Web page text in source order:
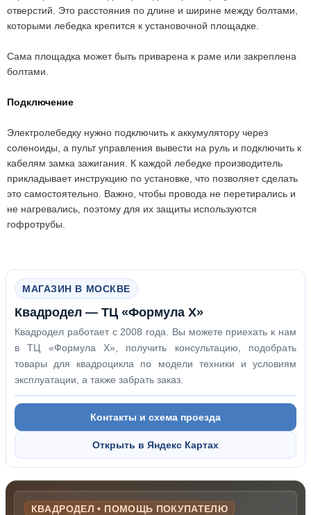
отверстий. Это расстояния по длине и ширине между болтами,
которыми лебедка крепится к установочной площадке.
Сама площадка может быть приварена к раме или закреплена
болтами.
Подключение
Электролебедку нужно подключить к аккумулятору через
соленоиды, а пульт управления вывести на руль и подключить к
кабелям замка зажигания. К каждой лебедке производитель
прикладывает инструкцию по установке, что позволяет сделать
это самостоятельно. Важно, чтобы провода не перетирались и
не нагревались, поэтому для их защиты используются
гофротрубы.
МАГАЗИН В МОСКВЕ
Квадродел — ТЦ «Формула Х»
Квадродел работает с 2008 года. Вы можете приехать к нам
в ТЦ «Формула Х», получить консультацию, подобрать
товары для квадроцикла по модели техники и условиям
эксплуатации, а также забрать заказ.
Контакты и схема проезда
Открыть в Яндекс Картах
КВАДРОДЕЛ • ПОМОЩЬ ПОКУПАТЕЛЮ